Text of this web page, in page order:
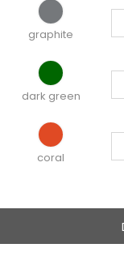
graphite
dark green
coral